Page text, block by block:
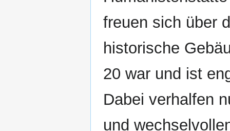
freuen sich über
historische
20 war und ist
Dabei verhalfen
und